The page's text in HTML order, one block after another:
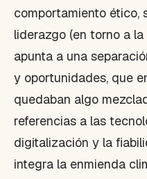
comportamiento ético,
liderazgo (en torno a la
apunta a una
y oportunidades, que
quedaban algo
referencias a las
digitalización y la
integra la enmienda